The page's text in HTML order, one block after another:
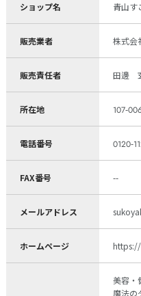
ショップ名 青山
販売業者 株式会
販売責任者 田邊
所在地 107-
電話番号 0120-
FAX番号 --
メールアドレス
ホームページ
美容・
魔法の